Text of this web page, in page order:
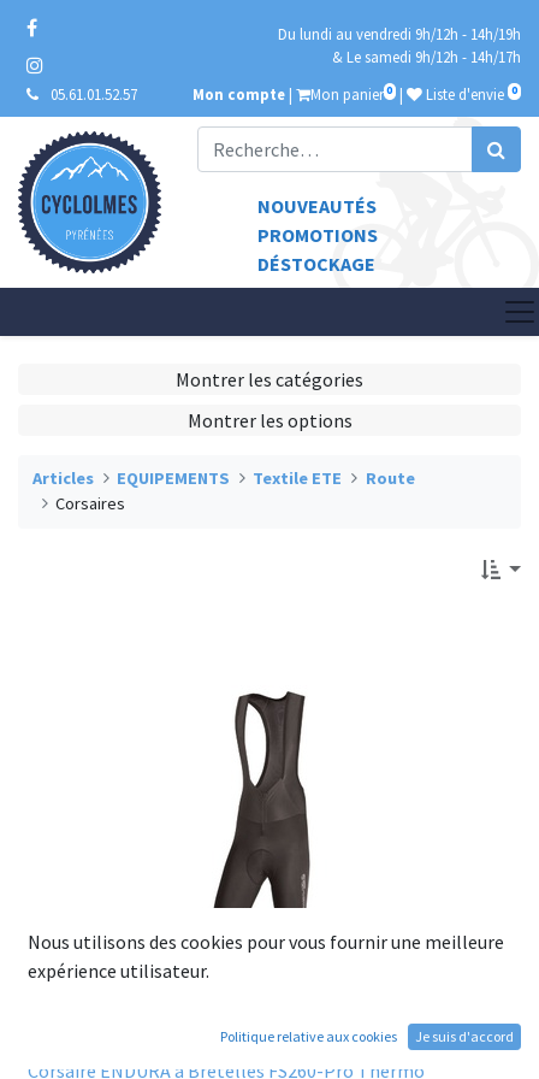
Du lundi au vendredi 9h/12h - 14h/19h
& Le samedi 9h/12h - 14h/17h
05.61.01.52.57
Mon compte | Mon panier 0 | Liste d'envie 0
NOUVEAUTÉS
PROMOTIONS
DÉSTOCKAGE
Montrer les catégories
Montrer les options
Articles EQUIPEMENTS Textile ETE
Route
Corsaires
Corsaire ENDURA à Bretelles FS260-Pro Thermo
Nous utilisons des cookies pour vous fournir une meilleure
expérience utilisateur.
Politique relative aux cookies Je suis d'accord